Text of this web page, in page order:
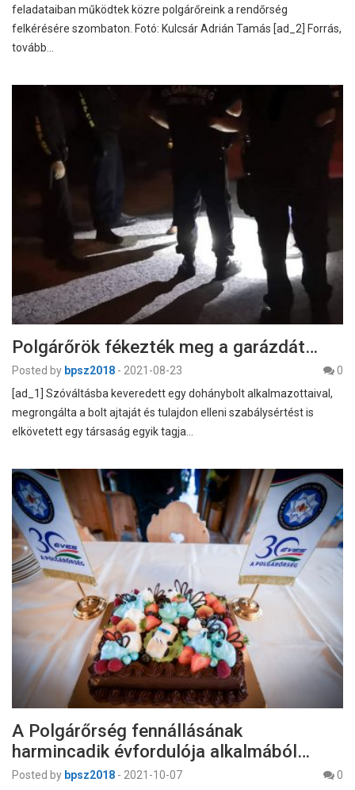
feladataiban működtek közre polgárőreink a rendőrség
felkérésére szombaton. Fotó: Kulcsár Adrián Tamás [ad_2] Forrás,
tovább…
Polgárőrök fékezték meg a garázdát…
Posted by bpsz2018 - 2021-08-23
0
[ad_1] Szóváltásba keveredett egy dohánybolt alkalmazottaival,
megrongálta a bolt ajtaját és tulajdon elleni szabálysértést is
elkövetett egy társaság egyik tagja…
A Polgárőrség fennállásának
harmincadik évfordulója alkalmából…
Posted by bpsz2018 - 2021-10-07
0